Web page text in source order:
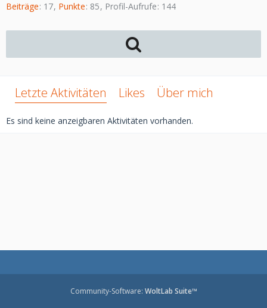
Beiträge 17 Punkte 85 Profil-Aufrufe 144
Letzte Aktivitäten Likes Über mich
Es sind keine anzeigbaren Aktivitäten vorhanden.
Community-Software: WoltLab Suite™